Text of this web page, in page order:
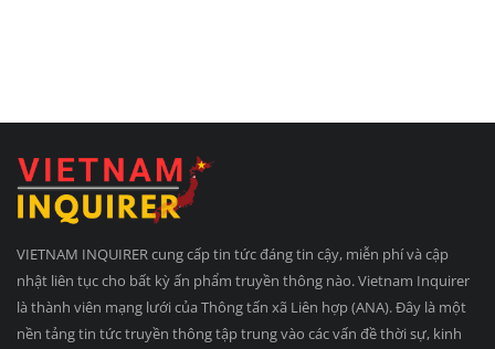
VIETNAM INQUIRER cung cấp tin tức đáng tin cậy, miễn phí và cập
nhật liên tục cho bất kỳ ấn phẩm truyền thông nào. Vietnam Inquirer
là thành viên mạng lưới của Thông tấn xã Liên hợp (ANA). Đây là một
nền tảng tin tức truyền thông tập trung vào các vấn đề thời sự, kinh